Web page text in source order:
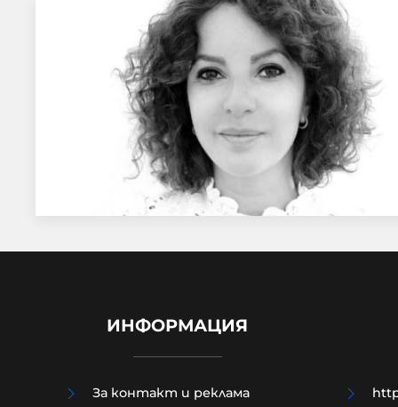
ИНФОРМАЦИЯ
За контакт и реклама